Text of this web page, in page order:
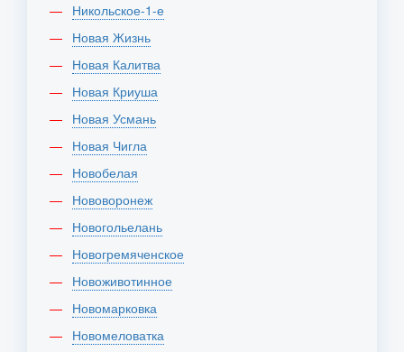
Никольское-1-е
Новая Жизнь
Новая Калитва
Новая Криуша
Новая Усмань
Новая Чигла
Новобелая
Нововоронеж
Новогольелань
Новогремяченское
Новоживотинное
Новомарковка
Новомеловатка